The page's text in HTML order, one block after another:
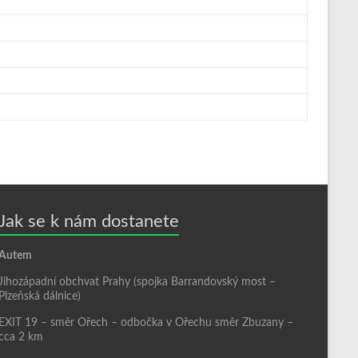
se k nám dostanete
obchvat Prahy (spojka Barrandovský most –
dálnice)
19 – směr Ořech – odbočka v Ořechu směr Zbuzany –
2 km